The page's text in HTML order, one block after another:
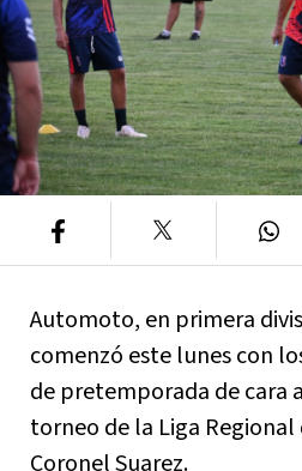
Automoto, en primera
comenzó este lunes con
de pretemporada de cara
torneo de la Liga
Coronel Suarez.